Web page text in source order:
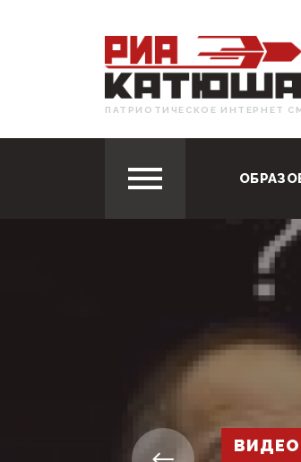
ПАТРИОТИЧЕСКОЕ ИНТЕРНЕТ
ВИДЕО